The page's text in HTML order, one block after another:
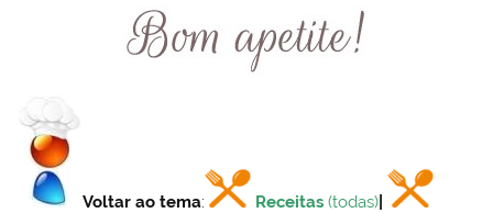
Voltar ao tema: Receitas (todas)